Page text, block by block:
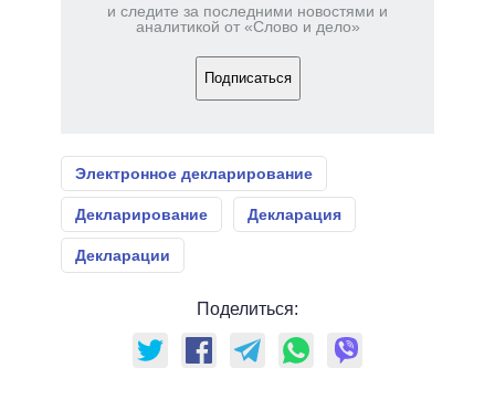
и следите за последними новостями и
аналитикой от «Слово и дело»
Подписаться
Электронное декларирование
Декларирование Декларация
Декларации
Поделиться: